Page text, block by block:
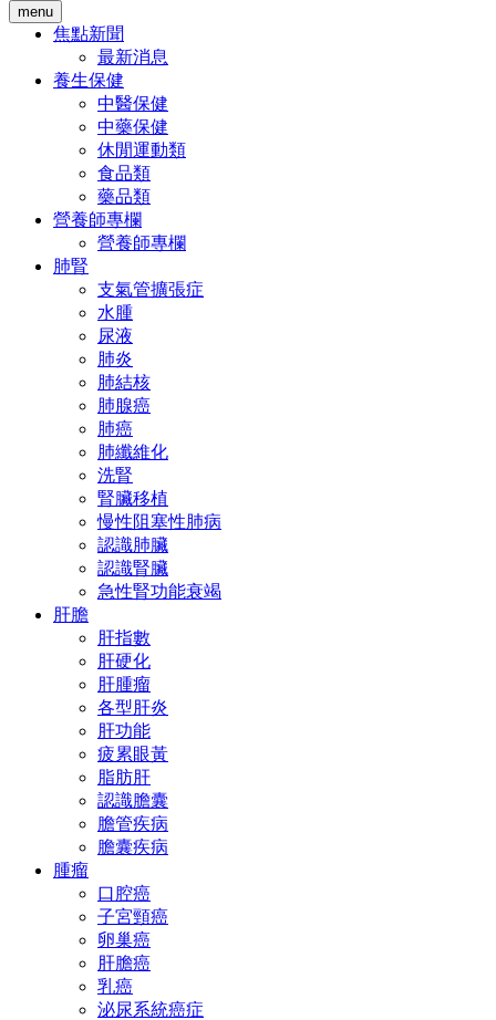
menu
焦點新聞
最新消息
養生保健
中醫保健
中藥保健
休閒運動類
食品類
藥品類
營養師專欄
營養師專欄
肺腎
支氣管擴張症
水腫
尿液
肺炎
肺結核
肺腺癌
肺癌
肺纖維化
洗腎
腎臟移植
慢性阻塞性肺病
認識肺臟
認識腎臟
急性腎功能衰竭
肝膽
肝指數
肝硬化
肝腫瘤
各型肝炎
肝功能
疲累眼黃
脂肪肝
認識膽囊
膽管疾病
膽囊疾病
腫瘤
口腔癌
子宮頸癌
卵巢癌
肝膽癌
乳癌
泌尿系統癌症